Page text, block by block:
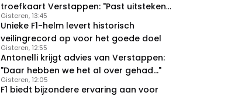
troefkaart Verstappen: "Past uitstekend
bij Red Bull"
Unieke F1-helm levert historisch
veilingrecord op voor het goede doel
Gisteren, 13:45
Antonelli krijgt advies van Verstappen:
"Daar hebben we het al over gehad..."
Gisteren, 12:55
F1 biedt bijzondere ervaring aan voor
Gisteren, 12:05